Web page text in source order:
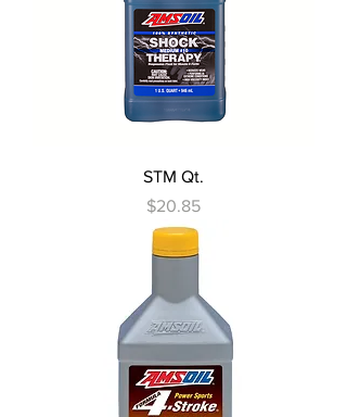
STM Qt.
Precio
$20.85